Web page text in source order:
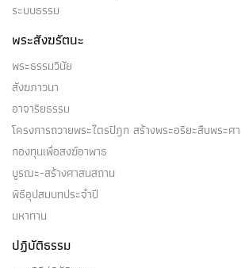
ระบบธรรม
พระสังฆรัตนะ
พระธรรมวินัย
สังฆภาวนา
อาจาริยธรรม
โครงการถวายพระไตรปิฎก สร้างพระอริยะสืบพระศ
กองทุนเพื่อสงฆ์อาพาธ
บูรณะ-สร้างศาสนสถาน
พิธีอุปสมบทประจำปี
มหาทาน
ปฏิบัติธรรม